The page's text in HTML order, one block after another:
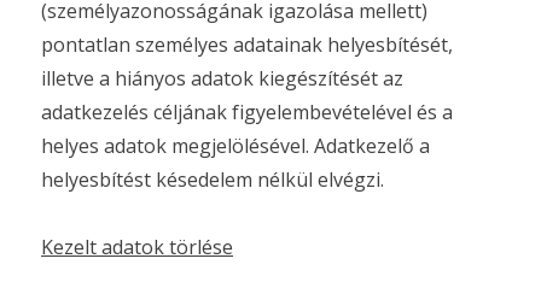
(személyazonosságának igazolása mellett)
pontatlan személyes adatainak helyesbítését,
illetve a hiányos adatok kiegészítését az
adatkezelés céljának figyelembevételével és a
helyes adatok megjelölésével. Adatkezelő a
helyesbítést késedelem nélkül elvégzi.
Kezelt adatok törlése